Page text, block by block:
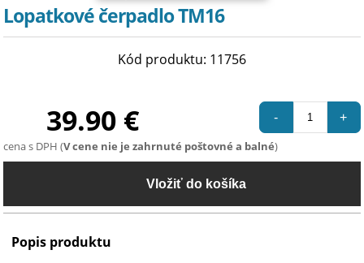
Lopatkové čerpadlo TM16
Kód produktu: 11756
39.90 € +
-
cena s DPH (V cene nie je zahrnuté poštovné a balné)
Popis produktu